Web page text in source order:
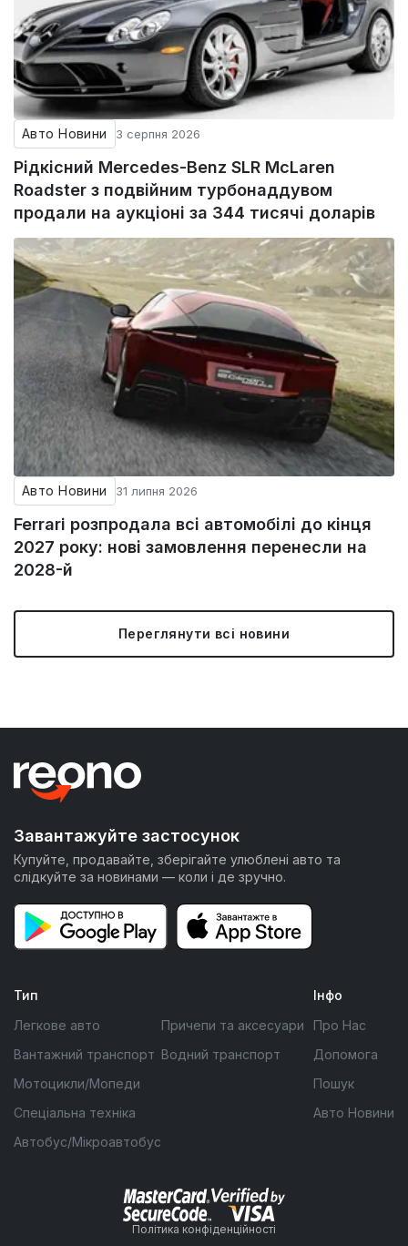
Авто Новини 3 серпня 2026
Рідкісний Mercedes-Benz SLR McLaren
Roadster з подвійним турбонаддувом
продали на аукціоні за 344 тисячі доларів
Авто Новини 31 липня 2026
Ferrari розпродала всі автомобілі до кінця
2027 року: нові замовлення перенесли на
2028-й
Переглянути всі новини
Завантажуйте застосунок
Купуйте, продавайте, зберігайте улюблені авто та
слідкуйте за новинами — коли і де зручно.
Тип
Легкове авто
Вантажний транспорт
Мотоцикли/Мопеди
Спеціальна техніка
Автобус/Мікроавтобус
Причепи та аксесуари
Водний транспорт
Інфо
Про Нас
Допомога
Пошук
Авто Новини
Політика конфіденційності